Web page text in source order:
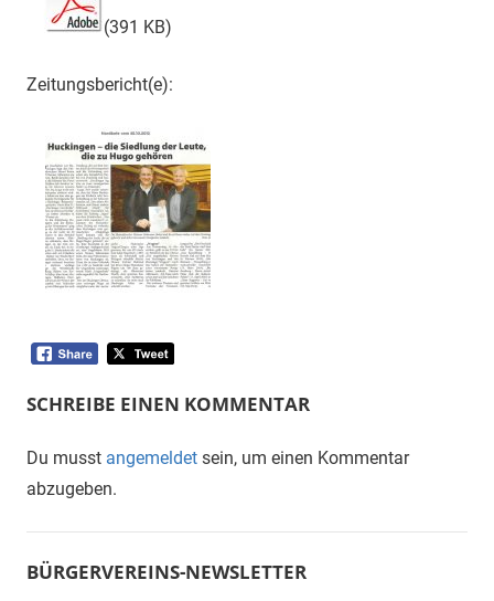
(391 KB)
Zeitungsbericht(e):
SCHREIBE EINEN KOMMENTAR
Du musst angemeldet sein, um einen Kommentar
abzugeben.
BÜRGERVEREINS-NEWSLETTER